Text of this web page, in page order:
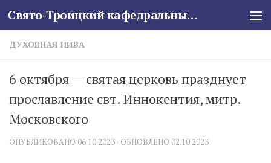
Skip to content Свято-Троицкий кафедральный собор
ДУХОВНАЯ НИВА
6 октября — святая церковь празднует
прославление свт. Иннокентия, митр.
Московского
ОПУБЛИКОВАНО 06.10.2023 · ОБНОВЛЕНО 02.10.2023